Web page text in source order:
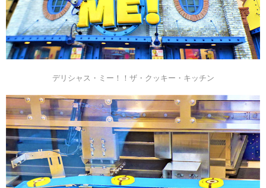
デリシャス・ミー！！ザ・クッキー・キッチン